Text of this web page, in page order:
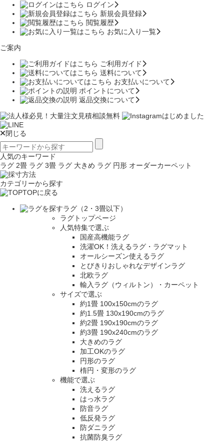
ログイン
新規会員登録
閲覧履歴
お気に入り一覧
ご案内
ご利用ガイド
送料について
お支払いについて
ポイントについて
返品交換について
閉じる
人気のキーワード
ラグ 2畳 ラグ 3畳 ラグ 大きめ ラグ 円形 オーダーカーペット
カテゴリーから探す
TOPに戻る
ラグ（2・3畳以下）
ラグトップページ
人気特集で選ぶ
国産高機能ラグ
洗濯OK！洗えるラグ・ラグマット
オールシーズン使えるラグ
とびきりおしゃれなデザインラグ
北欧ラグ
輸入ラグ（ウィルトン）・カーペット
サイズで選ぶ
約1畳 100x150cmのラグ
約1.5畳 130x190cmのラグ
約2畳 190x190cmのラグ
約3畳 190x240cmのラグ
大きめのラグ
加工OKのラグ
円形のラグ
楕円・変形のラグ
機能で選ぶ
洗えるラグ
はっ水ラグ
防音ラグ
低反発ラグ
防ダニラグ
抗菌防臭ラグ